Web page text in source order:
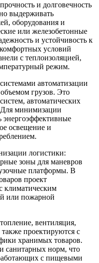
и долговечность
выдерживать
оборудования и
или железобетонные
и устойчивость к
условий
с теплоизоляцией,
режим.
автоматизации
грузов. Это
автоматических
Для минимизации
энергоэффективные
освещение и
логистики:
зоны для маневров
платформы. В
проект
климатическим
или пожарной
вентиляция,
проектируются с
хранимых товаров.
санитарных норм, что
с пищевыми